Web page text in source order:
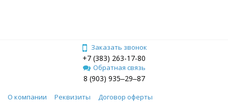
Заказать звонок
+7 (383) 263-17-80
Обратная связь
8 (903) 935‒29‒87
О компании Реквизиты
Договор оферты